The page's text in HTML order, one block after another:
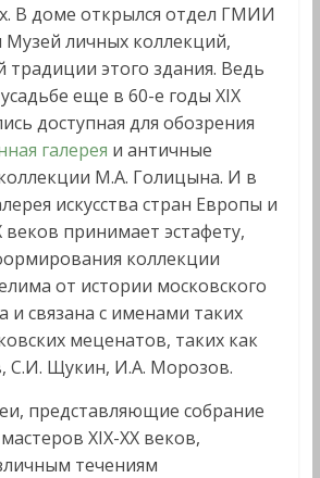
В доме открылся отдел ГМИИ
личных коллекций,
этого здания. Ведь
еще в 60-е годы XIX
доступная для обозрения
галерея и античные
М.А. Голицына. И в
искусства стран Европы и
веков принимает эстафету,
коллекции
от истории московского
и связана с именами таких
меценатов, таких как
С.И. Щукин, И.А. Морозов.
представляющие собрание
XIX-XX веков,
течениям